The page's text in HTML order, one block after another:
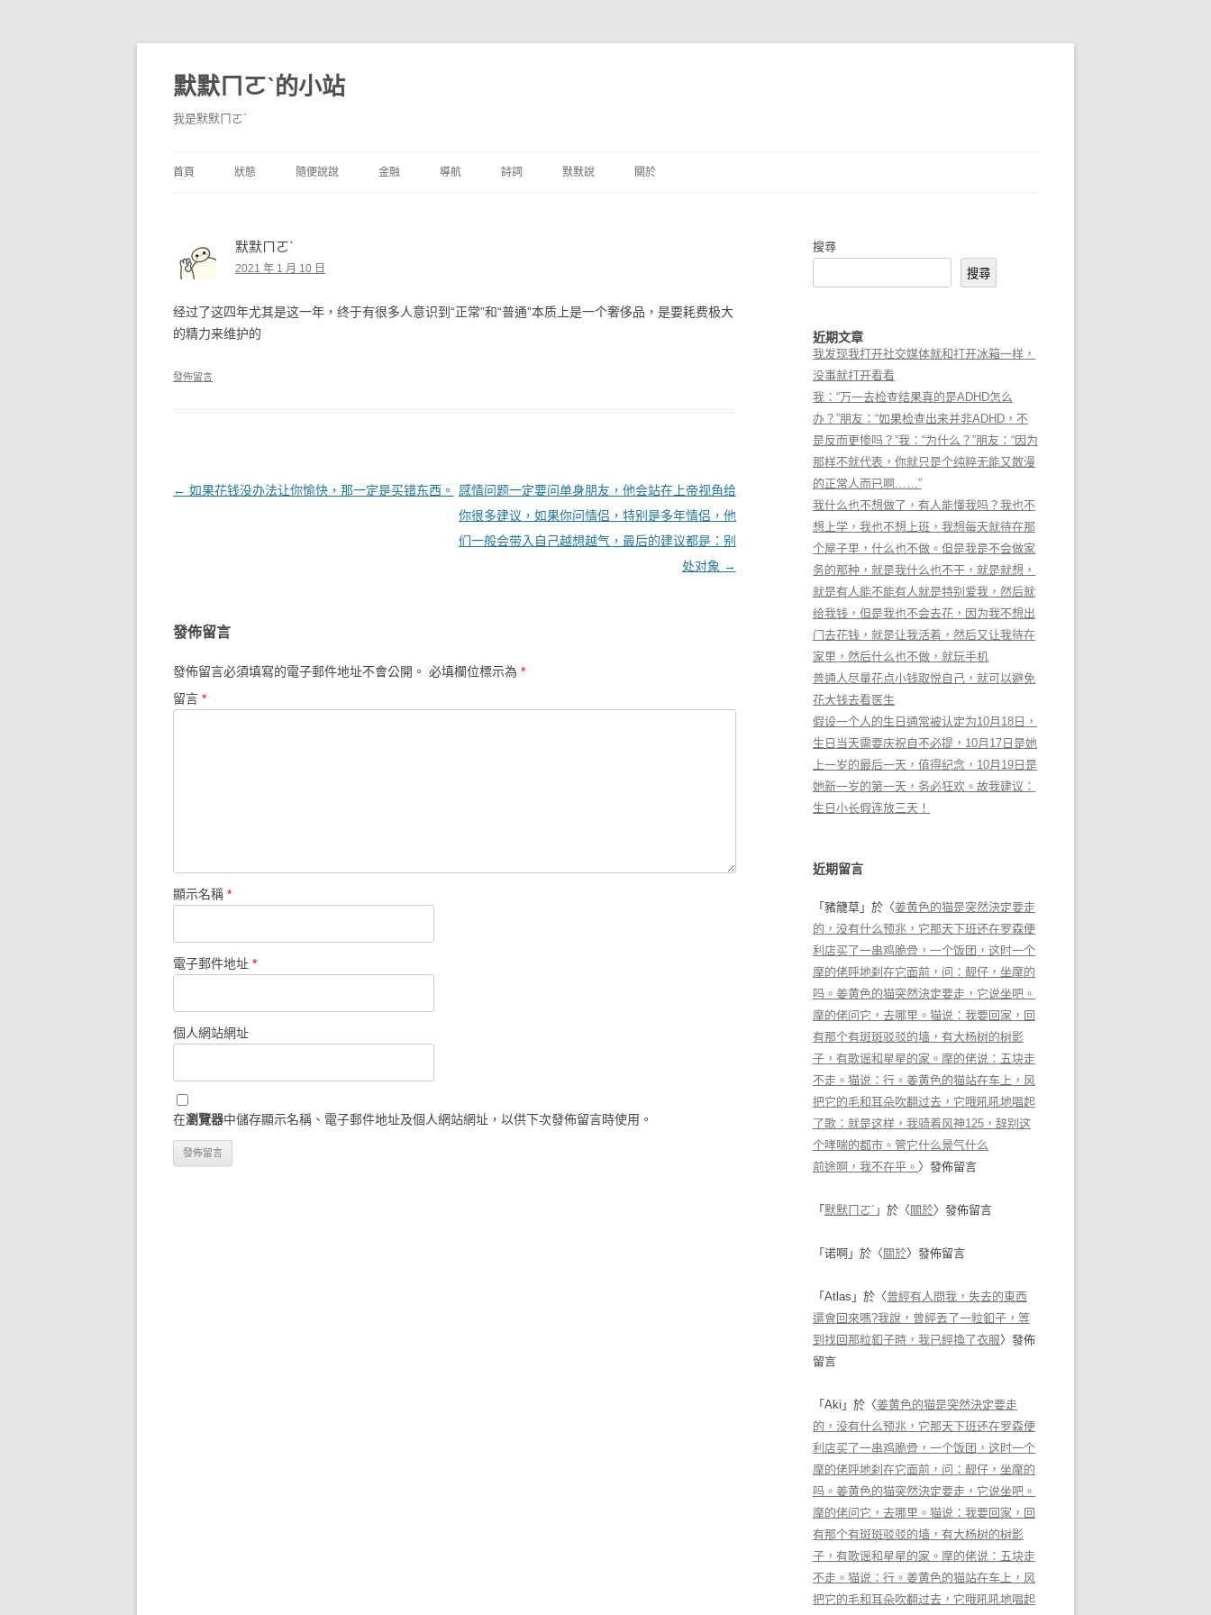
默默ㄇㄛˋ的小站
我是默默ㄇㄛˋ
首頁 狀態
獨白
隨便說說 金融
境外銀行
導航 詩詞 默默說 關於
默默ㄇㄛˋ
2021 年 1 月 10 日
经过了这四年尤其是这一年，终于有很多人意识到“正常”和“普通”本质上是一个奢侈品，是要耗费极大
的精力来维护的
發佈留言
文章導覽
← 如果花钱没办法让你愉快，那一定是买错东西。
感情问题一定要问单身朋友，他会站在上帝视角给
你很多建议，如果你问情侣，特别是多年情侣，他
们一般会带入自己越想越气，最后的建议都是：别
处对象 →
發佈留言
發佈留言必須填寫的電子郵件地址不會公開。 必填欄位標示為 *
留言 *
顯示名稱 *
電子郵件地址 *
個人網站網址
在瀏覽器中儲存顯示名稱、電子郵件地址及個人網站網址，以供下次發佈留言時使用。
搜尋
搜尋
近期文章
我发现我打开社交媒体就和打开冰箱一样，
没事就打开看看
我：“万一去检查结果真的是ADHD怎么
办？”朋友：“如果检查出来并非ADHD，不
是反而更惨吗？”我：“为什么？”朋友：“因为
那样不就代表，你就只是个纯粹无能又散漫
的正常人而已啊……”
我什么也不想做了，有人能懂我吗？我也不
想上学，我也不想上班，我想每天就待在那
个屋子里，什么也不做。但是我是不会做家
务的那种，就是我什么也不干，就是就想，
就是有人能不能有人就是特别爱我，然后就
给我钱，但是我也不会去花，因为我不想出
门去花钱，就是让我活着，然后又让我待在
家里，然后什么也不做，就玩手机
普通人尽量花点小钱取悦自己，就可以避免
花大钱去看医生
假设一个人的生日通常被认定为10月18日，
生日当天需要庆祝自不必提，10月17日是她
上一岁的最后一天，值得纪念，10月19日是
她新一岁的第一天，务必狂欢。故我建议：
生日小长假连放三天！
近期留言
「 豬籠草 」於〈姜黄色的猫是突然決定要走
的，没有什么预兆，它那天下班还在罗森便
利店买了一串鸡脆骨，一个饭团，这时一个
摩的佬呼地刹在它面前，问：靓仔，坐摩的
吗。姜黄色的猫突然決定要走，它说坐吧。
摩的佬问它，去哪里。猫说：我要回家，回
有那个有斑斑驳驳的墙，有大杨树的树影
子，有歌谣和星星的家。摩的佬说：五块走
不走。猫说：行。姜黄色的猫站在车上，风
把它的毛和耳朵吹翻过去，它哦吼吼地唱起
了歌：就是这样，我骑着风神125，辞别这
个哮喘的都市。管它什么景气什么
前途啊，我不在乎。 〉發佈留言
「 默默ㄇㄛˋ 」於〈 關於〉發佈留言
「 诺啊 」於〈 關於〉發佈留言
「 Atlas 」於〈曾經有人問我，失去的東西
還會回來嗎?我說，曾經丟了一粒釦子，等
到找回那粒釦子時，我已經換了衣服〉發佈
留言
「 Aki 」於〈姜黄色的猫是突然決定要走
的，没有什么预兆，它那天下班还在罗森便
利店买了一串鸡脆骨，一个饭团，这时一个
摩的佬呼地刹在它面前，问：靓仔，坐摩的
吗。姜黄色的猫突然決定要走，它说坐吧。
摩的佬问它，去哪里。猫说：我要回家，回
有那个有斑斑驳驳的墙，有大杨树的树影
子，有歌谣和星星的家。摩的佬说：五块走
不走。猫说：行。姜黄色的猫站在车上，风
把它的毛和耳朵吹翻过去，它哦吼吼地唱起